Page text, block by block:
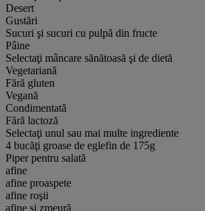
Desert
Gustări
Sucuri şi sucuri cu pulpă din fructe
Pâine
Selectaţi mâncare sănătoasă şi de dietă
Vegetariană
Fără gluten
Vegană
Condimentată
Fără lactoză
Selectaţi unul sau mai multe ingrediente
4 bucăţi groase de eglefin de 175g
Piper pentru salată
afine
afine proaspete
afine roşii
afine și zmeură